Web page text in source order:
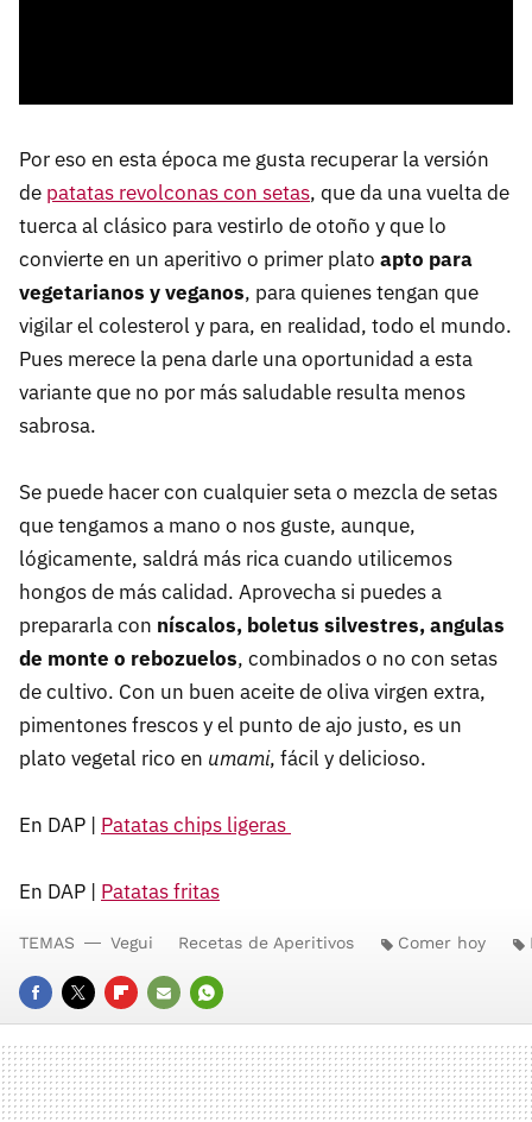
Por eso en esta época me gusta recuperar la versión
de patatas revolconas con setas, que da una vuelta de
tuerca al clásico para vestirlo de otoño y que lo
convierte en un aperitivo o primer plato apto para
vegetarianos y veganos, para quienes tengan que
vigilar el colesterol y para, en realidad, todo el mundo.
Pues merece la pena darle una oportunidad a esta
variante que no por más saludable resulta menos
sabrosa.
Se puede hacer con cualquier seta o mezcla de setas
que tengamos a mano o nos guste, aunque,
lógicamente, saldrá más rica cuando utilicemos
hongos de más calidad. Aprovecha si puedes a
prepararla con níscalos, boletus silvestres, angulas
de monte o rebozuelos, combinados o no con setas
de cultivo. Con un buen aceite de oliva virgen extra,
pimentones frescos y el punto de ajo justo, es un
plato vegetal rico en umami, fácil y delicioso.
En DAP | Patatas chips ligeras
En DAP | Patatas fritas
FACEBOOK
TWITTERFLIPBOARD
E-
MAIL
WHATSAPP
TEMAS Vegui Recetas de Aperitivos Comer hoy